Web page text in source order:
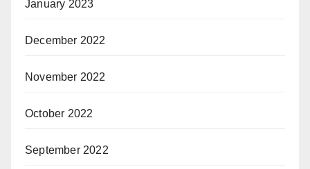
January 2023
December 2022
November 2022
October 2022
September 2022